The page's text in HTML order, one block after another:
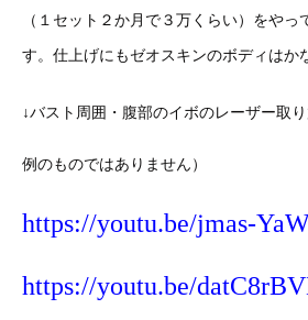
（１セット２か月で３万くらい）をやっ
す。仕上げにもゼオスキンのボディはか
↓バスト周囲・腹部のイボのレーザー取
例のものではありません）
https://youtu.be/jmas-
https://youtu.be/